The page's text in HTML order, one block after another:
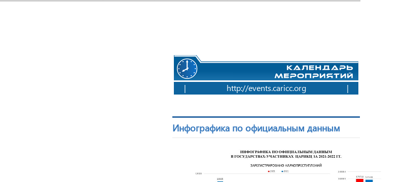
| http://events.caricc.org|
Инфографика по официальным данным